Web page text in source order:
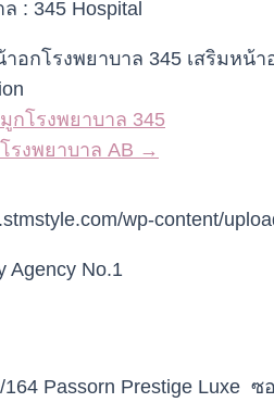
: 345 Hospital
กโรงพยาบาล 345
รงพยาบาล AB →
Agency No.1
164 Passorn Prestige Luxe